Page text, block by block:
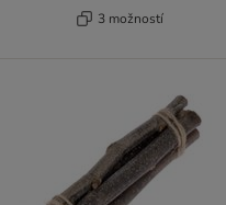
3 možností